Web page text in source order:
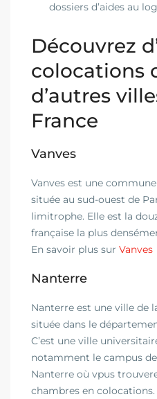
dossiers d’aides au
Découvrez
colocations
d’autres
France
Vanves
Vanves est une
située au sud-ouest de
limitrophe. Elle est la
française la plus
En savoir plus surVanves
Nanterre
Nanterre est une ville de
située dans le
C’est une ville
notamment le campus
Nanterre où vpus
chambres en colocations.